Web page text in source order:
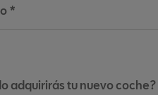
*
adquirirás tu nuevo coche?